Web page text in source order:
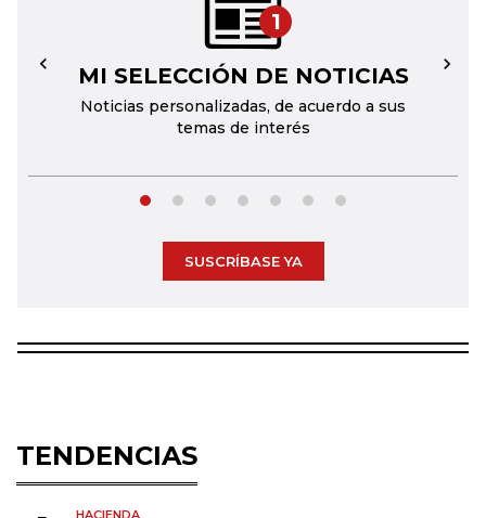
1
MI SELECCIÓN DE NOTICIAS
Noticias personalizadas, de acuerdo a sus
temas de interés
← →
SUSCRÍBASE YA
TENDENCIAS
HACIENDA